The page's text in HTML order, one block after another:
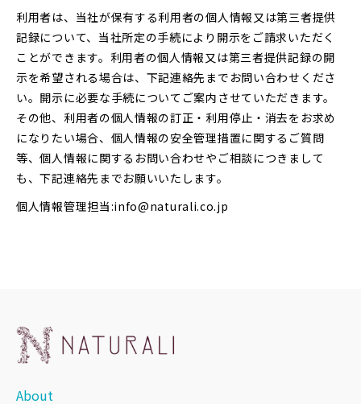
利用者は、当社が保有する利用者の個人情報又は第三者提供
記録について、当社所定の手続により開示をご請求いただく
ことができます。利用者の個人情報又は第三者提供記録の開
示を希望される場合は、下記連絡先までお問い合わせくださ
い。開示に必要な手続についてご案内させていただきます。
その他、利用者の個人情報の訂正・利用停止・消去をお求め
になりたい場合、個人情報の安全管理措置に関するご質問
等、個人情報に関するお問い合わせやご相談につきまして
も、下記連絡先までお願いいたします。
個人情報管理担当:info@naturali.co.jp
About